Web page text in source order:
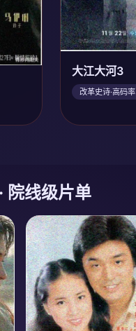
大江大河3
改革史诗·高码率
院线级片单